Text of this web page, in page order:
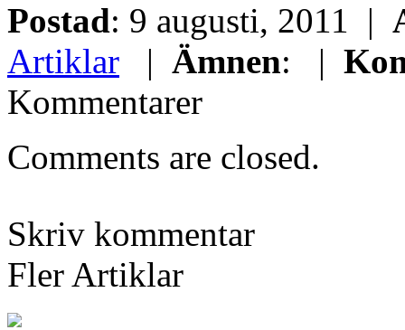
Postad: 9 augusti, 2011 |
Artiklar | Ämnen: |
Kommentarer
Comments are closed.
Skriv kommentar
Fler Artiklar